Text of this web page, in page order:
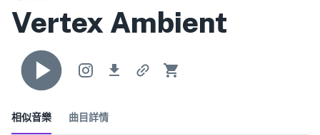
Vertex Ambient
相似音樂 曲目詳情